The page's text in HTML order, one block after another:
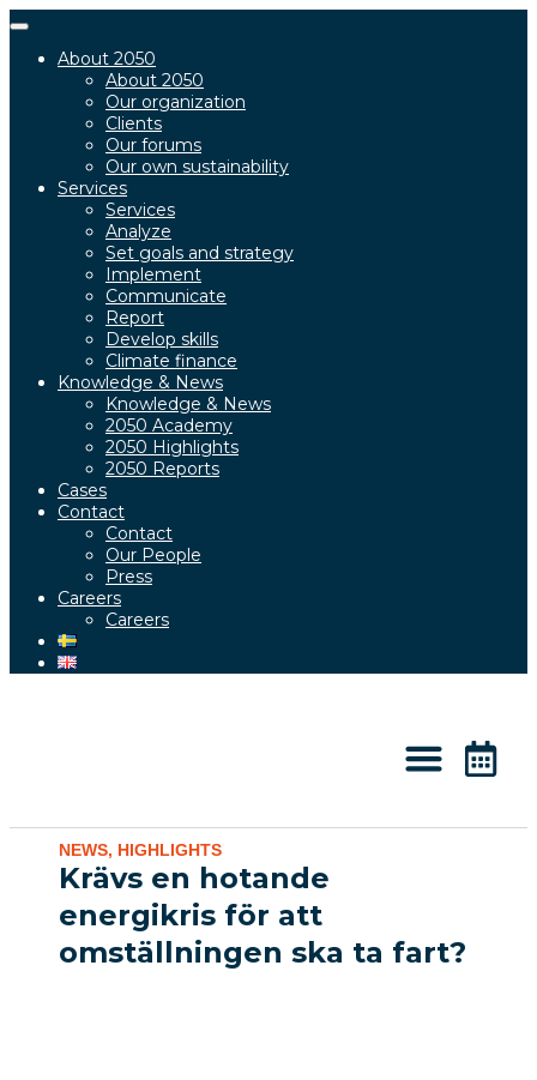
Toggle
navigationAbout 2050
About 2050
Our organization
Clients
Our forums
Our own sustainability
Services
Services
Analyze
Set goals and strategy
Implement
Communicate
Report
Develop skills
Climate finance
Knowledge & News
Knowledge & News
2050 Academy
2050 Highlights
2050 Reports
Cases
Contact
Contact
Our People
Press
Careers
Careers
NEWS, HIGHLIGHTS
Krävs en hotande
energikris för att
omställningen ska ta fart?